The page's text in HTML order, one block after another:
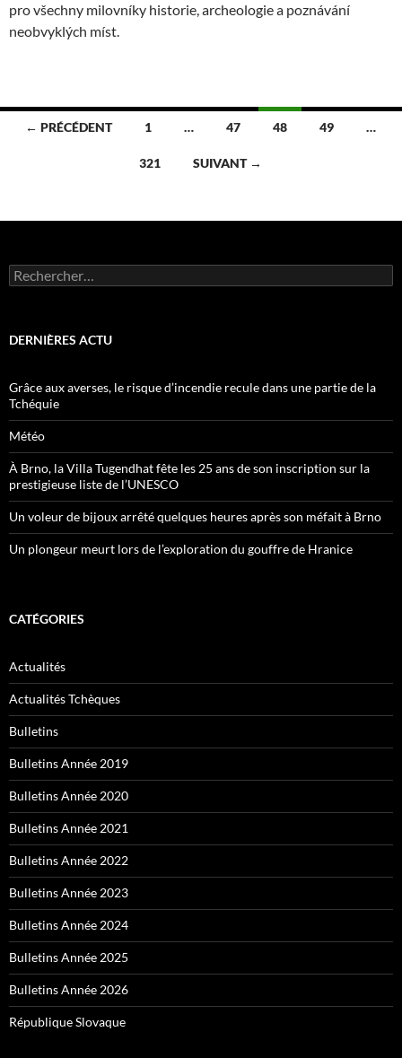
pro všechny milovníky historie, archeologie a poznávání
neobvyklých míst.
Navigation
← PRÉCÉDENT 1 … 47 48 49 …
321 SUIVANT →
Rechercher :
DERNIÈRES ACTU
Grâce aux averses, le risque d’incendie recule dans une partie de la
Tchéquie
Météo
À Brno, la Villa Tugendhat fête les 25 ans de son inscription sur la
prestigieuse liste de l’UNESCO
Un voleur de bijoux arrêté quelques heures après son méfait à Brno
Un plongeur meurt lors de l’exploration du gouffre de Hranice
CATÉGORIES
Actualités
Actualités Tchèques
Bulletins
Bulletins Année 2019
Bulletins Année 2020
Bulletins Année 2021
Bulletins Année 2022
Bulletins Année 2023
Bulletins Année 2024
Bulletins Année 2025
Bulletins Année 2026
République Slovaque